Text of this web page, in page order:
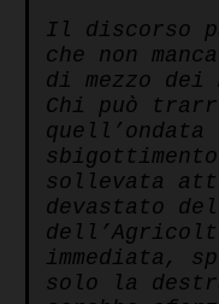
Il discorso
che non
di mezzo
Chi può
sollevata
devastato
immediata,
solo la